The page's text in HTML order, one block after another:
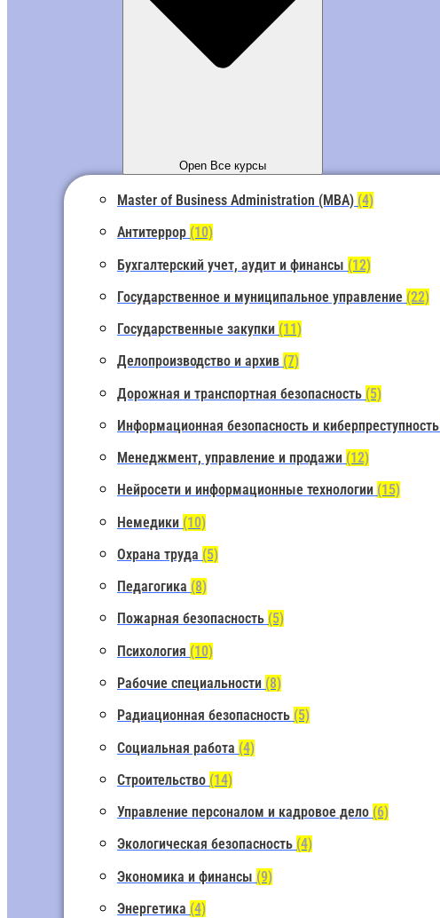
Open Все курсы
Master of Business Administration (MBA) (4)
Антитеррор (10)
Бухгалтерский учет, аудит и финансы (12)
Государственное и муниципальное управление (22)
Государственные закупки (11)
Делопроизводство и архив (7)
Дорожная и транспортная безопасность (5)
Информационная безопасность и киберпреступность
Менеджмент, управление и продажи (12)
Нейросети и информационные технологии (15)
Немедики (10)
Охрана труда (5)
Педагогика (8)
Пожарная безопасность (5)
Психология (10)
Рабочие специальности (8)
Радиационная безопасность (5)
Социальная работа (4)
Строительство (14)
Управление персоналом и кадровое дело (6)
Экологическая безопасность (4)
Экономика и финансы (9)
Энергетика (4)